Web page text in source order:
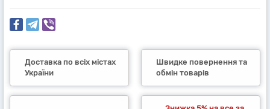
Доставка по всіх містах
України
Швидке повернення та
обмін товарів